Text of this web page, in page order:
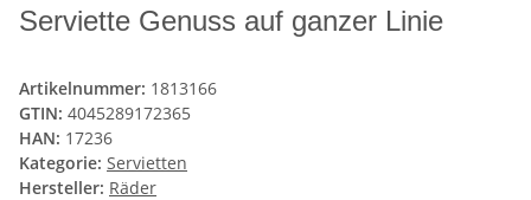
Serviette Genuss auf ganzer Linie
Artikelnummer: 1813166
GTIN: 4045289172365
HAN: 17236
Kategorie: Servietten
Hersteller: Räder